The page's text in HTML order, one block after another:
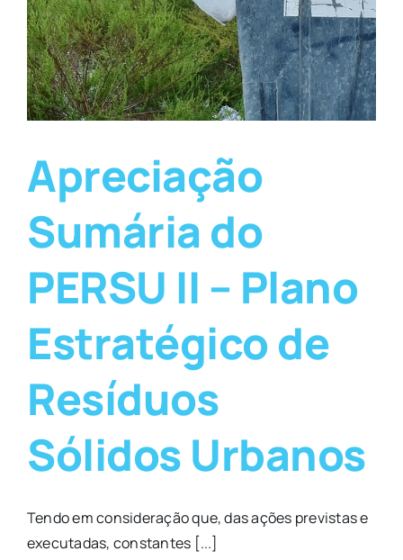
Apreciação
Sumária do
PERSU II – Plano
Estratégico de
Resíduos
Sólidos Urbanos
Tendo em consideração que, das ações previstas e
executadas, constantes [...]